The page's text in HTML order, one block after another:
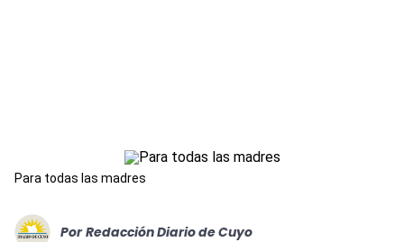
Para todas las madres
Por Redacción Diario de Cuyo